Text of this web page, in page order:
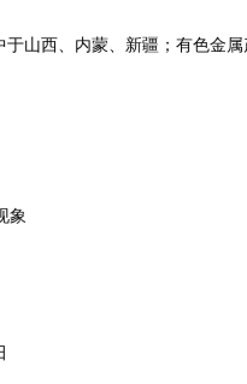
山西、内蒙、新疆；有色金
象